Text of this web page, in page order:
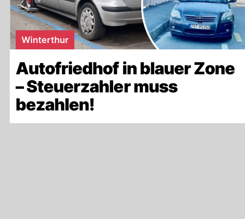
Winterthur
Autofriedhof in blauer Zone
– Steuerzahler muss
bezahlen!